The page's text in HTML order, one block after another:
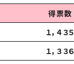
得票数
１，４３５
１，３３６